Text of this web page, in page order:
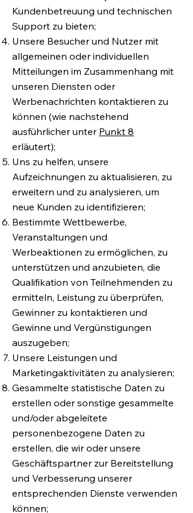
Kundenbetreuung und technischen
Support zu bieten;
Unsere Besucher und Nutzer mit
allgemeinen oder individuellen
Mitteilungen im Zusammenhang mit
unseren Diensten oder
Werbenachrichten kontaktieren zu
können (wie nachstehend
ausführlicher unter Punkt 8
erläutert);
Uns zu helfen, unsere
Aufzeichnungen zu aktualisieren, zu
erweitern und zu analysieren, um
neue Kunden zu identifizieren;
Bestimmte Wettbewerbe,
Veranstaltungen und
Werbeaktionen zu ermöglichen, zu
unterstützen und anzubieten, die
Qualifikation von Teilnehmenden zu
ermitteln, Leistung zu überprüfen,
Gewinner zu kontaktieren und
Gewinne und Vergünstigungen
auszugeben;
Unsere Leistungen und
Marketingaktivitäten zu analysieren;
Gesammelte statistische Daten zu
erstellen oder sonstige gesammelte
und/oder abgeleitete
personenbezogene Daten zu
erstellen, die wir oder unsere
Geschäftspartner zur Bereitstellung
und Verbesserung unserer
entsprechenden Dienste verwenden
können;